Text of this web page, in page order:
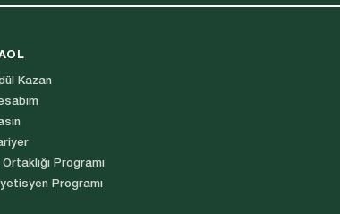
Kazan
Ortaklığı Programı
Programı